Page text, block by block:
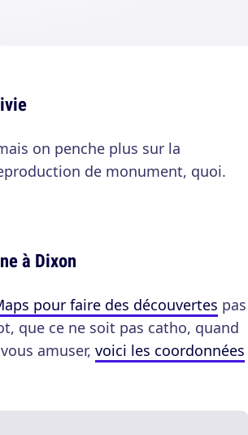
on penche plus sur la
de monument, quoi.
à Dixon
pour faire des découvertes pas
que ce ne soit pas catho, quand
amuser, voici les coordonnées